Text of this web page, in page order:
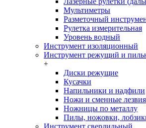
Мультиметры
Разметочный
Рулетка измерительная
Уровень водный
Инструмент изоляционный
Инструмент режущий и
+
Диски режущие
Кусачки
Напильники и надфили
Ножи и сменные лезвия
Ножницы по металлу
Пилы, ножовки,
Инструмент сверлильный